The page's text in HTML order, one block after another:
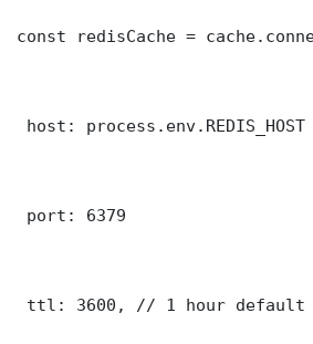
const redisCache =
host:
port: 6379
ttl: 3600, // 1 hour default